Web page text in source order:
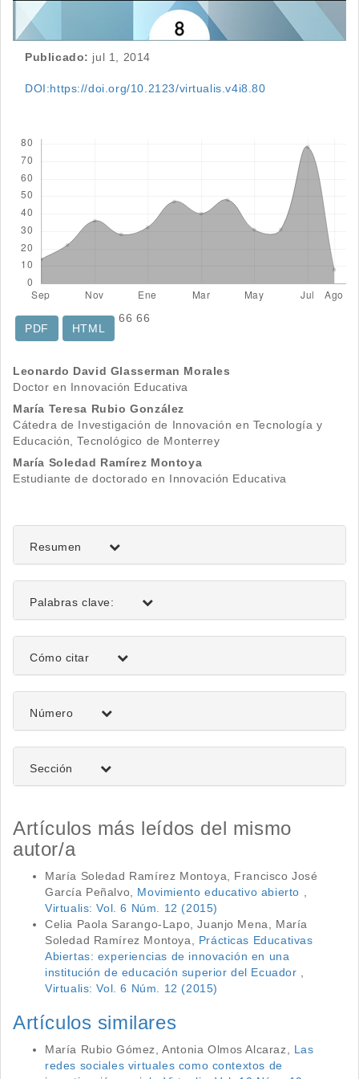
Publicado: jul 1, 2014
DOI:https://doi.org/10.2123/virtualis.v4i8.80
66
PDF
66
HTML
Contenido
principal
del
artículo
Leonardo David Glasserman Morales
Doctor en Innovación Educativa
María Teresa Rubio González
Cátedra de Investigación de Innovación en Tecnología y
Educación, Tecnológico de Monterrey
María Soledad Ramírez Montoya
Estudiante de doctorado en Innovación Educativa
Resumen
Palabras clave:
Detalles
del
artículo
Cómo citar
Número
Sección
Artículos más leídos del mismo
autor/a
María Soledad Ramírez Montoya, Francisco José
García Peñalvo, Movimiento educativo abierto ,
Virtualis: Vol. 6 Núm. 12 (2015)
Celia Paola Sarango-Lapo, Juanjo Mena, María
Soledad Ramírez Montoya, Prácticas Educativas
Abiertas: experiencias de innovación en una
institución de educación superior del Ecuador ,
Virtualis: Vol. 6 Núm. 12 (2015)
Artículos similares
María Rubio Gómez, Antonia Olmos Alcaraz, Las
redes sociales virtuales como contextos de